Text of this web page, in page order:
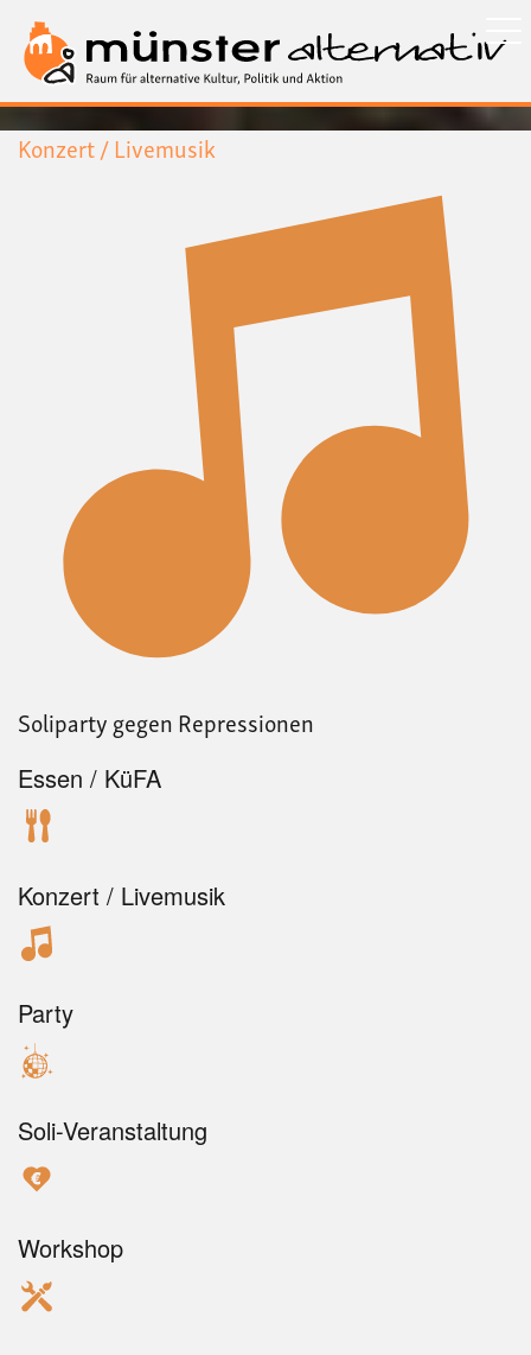
zum
Inhalt
Konzert / Livemusik
Soliparty gegen Repressionen
Essen / KüFA
Konzert / Livemusik
Party
Soli-Veranstaltung
Workshop